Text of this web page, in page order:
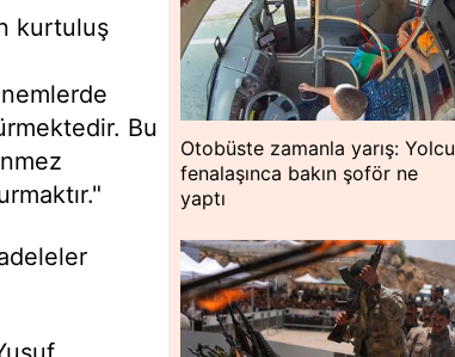
kurtuluş
Bu
Otobüste zamanla yarış: Yolcu
fenalaşınca bakın şoför ne
yaptı